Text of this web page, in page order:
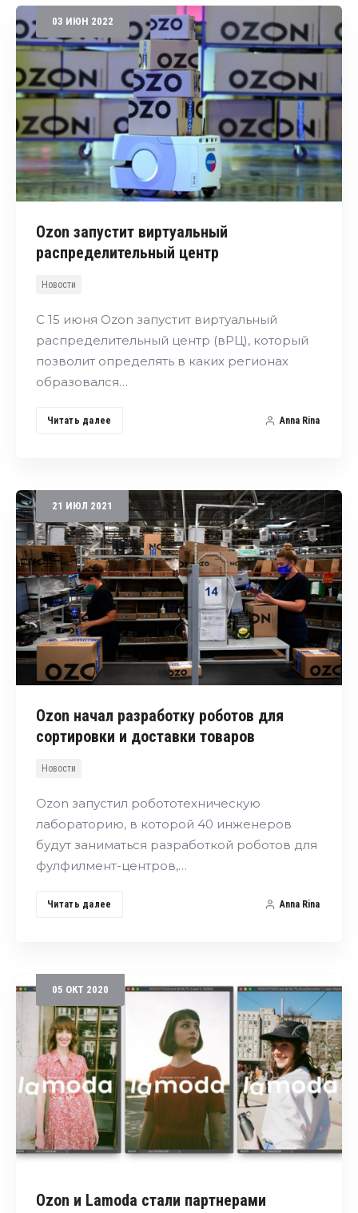
03 ИЮН 2022
Ozon запустит виртуальный
распределительный центр
Новости
С 15 июня Ozon запустит виртуальный
распределительный центр (вРЦ), который
позволит определять в каких регионах
образовался…
Читать далее Anna Rina
21 ИЮЛ 2021
Ozon начал разработку роботов для
сортировки и доставки товаров
Новости
Ozon запустил робототехническую
лабораторию, в которой 40 инженеров
будут заниматься разработкой роботов для
фулфилмент-центров,…
Читать далее Anna Rina
05 ОКТ 2020
Ozon и Lamoda стали партнерами